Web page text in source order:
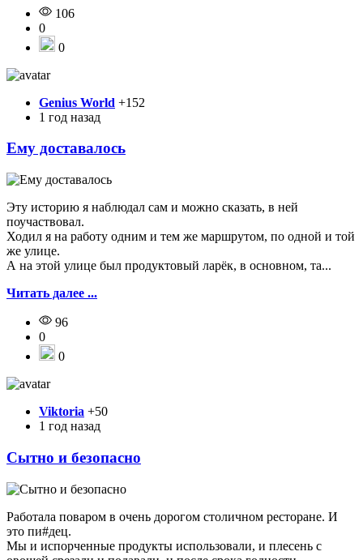
106
0
0
Genius World +152
1 год назад
Ему доставалось
Эту историю я наблюдал сам и можно сказать, в ней
поучаствовал.
Ходил я на работу одним и тем же маршрутом, по одной и той
же улице.
А на этой улице был продуктовый ларёк, в основном, та...
Читать далее ...
96
0
0
Viktoria +50
1 год назад
Сытно и безопасно
Работала поваром в очень дорогом столичном ресторане. И
это пи#дец.
Мы и испорченные продукты использовали, и плесень с